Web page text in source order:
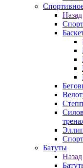
Назад
Батуты
Назад